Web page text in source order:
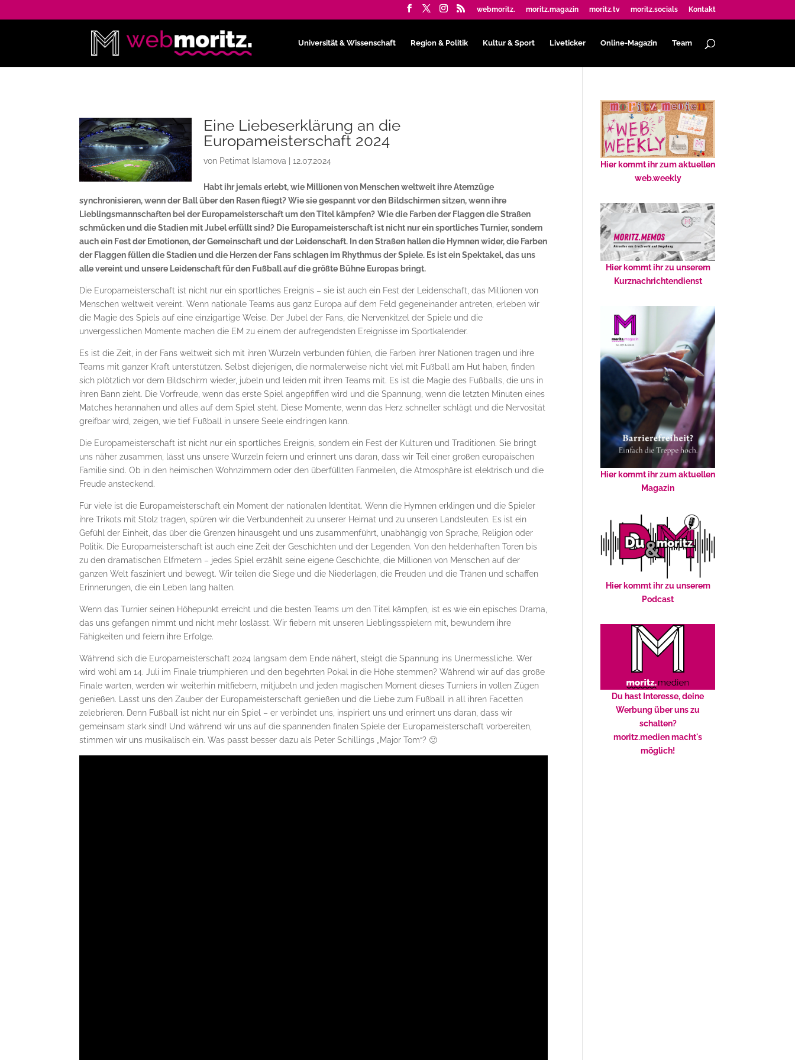
webmoritz. moritz.magazin moritz.tv moritz.socials Kontakt
Universität & Wissenschaft Region & Politik Kultur & Sport Liveticker Online-Magazin Team
Eine Liebeserklärung an die
Europameisterschaft 2024
von Petimat Islamova |12.07.2024
Habt ihr jemals erlebt, wie Millionen von Menschen weltweit ihre Atemzüge
synchronisieren, wenn der Ball über den Rasen fliegt? Wie sie gespannt vor den Bildschirmen sitzen, wenn ihre
Lieblingsmannschaften bei der Europameisterschaft um den Titel kämpfen? Wie die Farben der Flaggen die Straßen
schmücken und die Stadien mit Jubel erfüllt sind? Die Europameisterschaft ist nicht nur ein sportliches Turnier, sondern
auch ein Fest der Emotionen, der Gemeinschaft und der Leidenschaft. In den Straßen hallen die Hymnen wider, die Farben
der Flaggen füllen die Stadien und die Herzen der Fans schlagen im Rhythmus der Spiele. Es ist ein Spektakel, das uns
alle vereint und unsere Leidenschaft für den Fußball auf die größte Bühne Europas bringt.
Die Europameisterschaft ist nicht nur ein sportliches Ereignis – sie ist auch ein Fest der Leidenschaft, das Millionen von
Menschen weltweit vereint. Wenn nationale Teams aus ganz Europa auf dem Feld gegeneinander antreten, erleben wir
die Magie des Spiels auf eine einzigartige Weise. Der Jubel der Fans, die Nervenkitzel der Spiele und die
unvergesslichen Momente machen die EM zu einem der aufregendsten Ereignisse im Sportkalender.
Es ist die Zeit, in der Fans weltweit sich mit ihren Wurzeln verbunden fühlen, die Farben ihrer Nationen tragen und ihre
Teams mit ganzer Kraft unterstützen. Selbst diejenigen, die normalerweise nicht viel mit Fußball am Hut haben, finden
sich plötzlich vor dem Bildschirm wieder, jubeln und leiden mit ihren Teams mit. Es ist die Magie des Fußballs, die uns in
ihren Bann zieht. Die Vorfreude, wenn das erste Spiel angepfiffen wird und die Spannung, wenn die letzten Minuten eines
Matches herannahen und alles auf dem Spiel steht. Diese Momente, wenn das Herz schneller schlägt und die Nervosität
greifbar wird, zeigen, wie tief Fußball in unsere Seele eindringen kann.
Die Europameisterschaft ist nicht nur ein sportliches Ereignis, sondern ein Fest der Kulturen und Traditionen. Sie bringt
uns näher zusammen, lässt uns unsere Wurzeln feiern und erinnert uns daran, dass wir Teil einer großen europäischen
Familie sind. Ob in den heimischen Wohnzimmern oder den überfüllten Fanmeilen, die Atmosphäre ist elektrisch und die
Freude ansteckend.
Für viele ist die Europameisterschaft ein Moment der nationalen Identität. Wenn die Hymnen erklingen und die Spieler
ihre Trikots mit Stolz tragen, spüren wir die Verbundenheit zu unserer Heimat und zu unseren Landsleuten. Es ist ein
Gefühl der Einheit, das über die Grenzen hinausgeht und uns zusammenführt, unabhängig von Sprache, Religion oder
Politik. Die Europameisterschaft ist auch eine Zeit der Geschichten und der Legenden. Von den heldenhaften Toren bis
zu den dramatischen Elfmetern – jedes Spiel erzählt seine eigene Geschichte, die Millionen von Menschen auf der
ganzen Welt fasziniert und bewegt. Wir teilen die Siege und die Niederlagen, die Freuden und die Tränen und schaffen
Erinnerungen, die ein Leben lang halten.
Wenn das Turnier seinen Höhepunkt erreicht und die besten Teams um den Titel kämpfen, ist es wie ein episches Drama,
das uns gefangen nimmt und nicht mehr loslässt. Wir fiebern mit unseren Lieblingsspielern mit, bewundern ihre
Fähigkeiten und feiern ihre Erfolge.
Während sich die Europameisterschaft 2024 langsam dem Ende nähert, steigt die Spannung ins Unermessliche. Wer
wird wohl am 14. Juli im Finale triumphieren und den begehrten Pokal in die Höhe stemmen? Während wir auf das große
Finale warten, werden wir weiterhin mitfiebern, mitjubeln und jeden magischen Moment dieses Turniers in vollen Zügen
genießen. Lasst uns den Zauber der Europameisterschaft genießen und die Liebe zum Fußball in all ihren Facetten
zelebrieren. Denn Fußball ist nicht nur ein Spiel – er verbindet uns, inspiriert uns und erinnert uns daran, dass wir
gemeinsam stark sind! Und während wir uns auf die spannenden finalen Spiele der Europameisterschaft vorbereiten,
stimmen wir uns musikalisch ein. Was passt besser dazu als Peter Schillings „Major Tom“? 🙂
Hier kommt ihr zum aktuellen
web.weekly
Hier kommt ihr zu unserem
Kurznachrichtendienst
Hier kommt ihr zum aktuellen
Magazin
Hier kommt ihr zu unserem
Podcast
Du hast Interesse, deine
Werbung über uns zu
schalten?
moritz.medien macht's
möglich!